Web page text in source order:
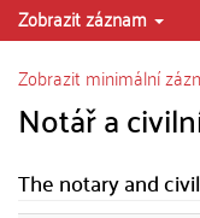
Zobrazit záznam
Zobrazit minimální
Notář a
The notary and